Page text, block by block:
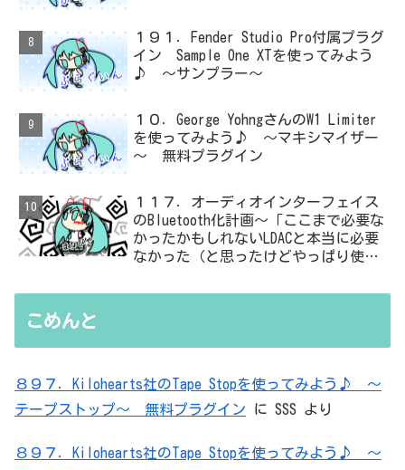
１９１．Fender Studio Pro付属プラグ
イン Sample One XTを使ってみよう
♪ ～サンプラー～
１０．George YohngさんのW1 Limiter
を使ってみよう♪ ～マキシマイザー
～ 無料プラグイン
１１７．オーディオインターフェイス
のBluetooth化計画～「ここまで必要な
かったかもしれないLDACと本当に必要
なかった（と思ったけどやっぱり使っ
無駄を重ねた結論はシンプルだった
こめんと
８９７．Kilohearts社のTape Stopを使ってみよう♪ ～
テープストップ～ 無料プラグイン に SSS より
８９７．Kilohearts社のTape Stopを使ってみよう♪ ～